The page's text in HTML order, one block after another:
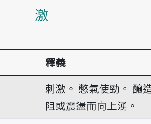
激
釋義
刺激。 憋氣使勁。 釀
阻或震盪而向上湧。